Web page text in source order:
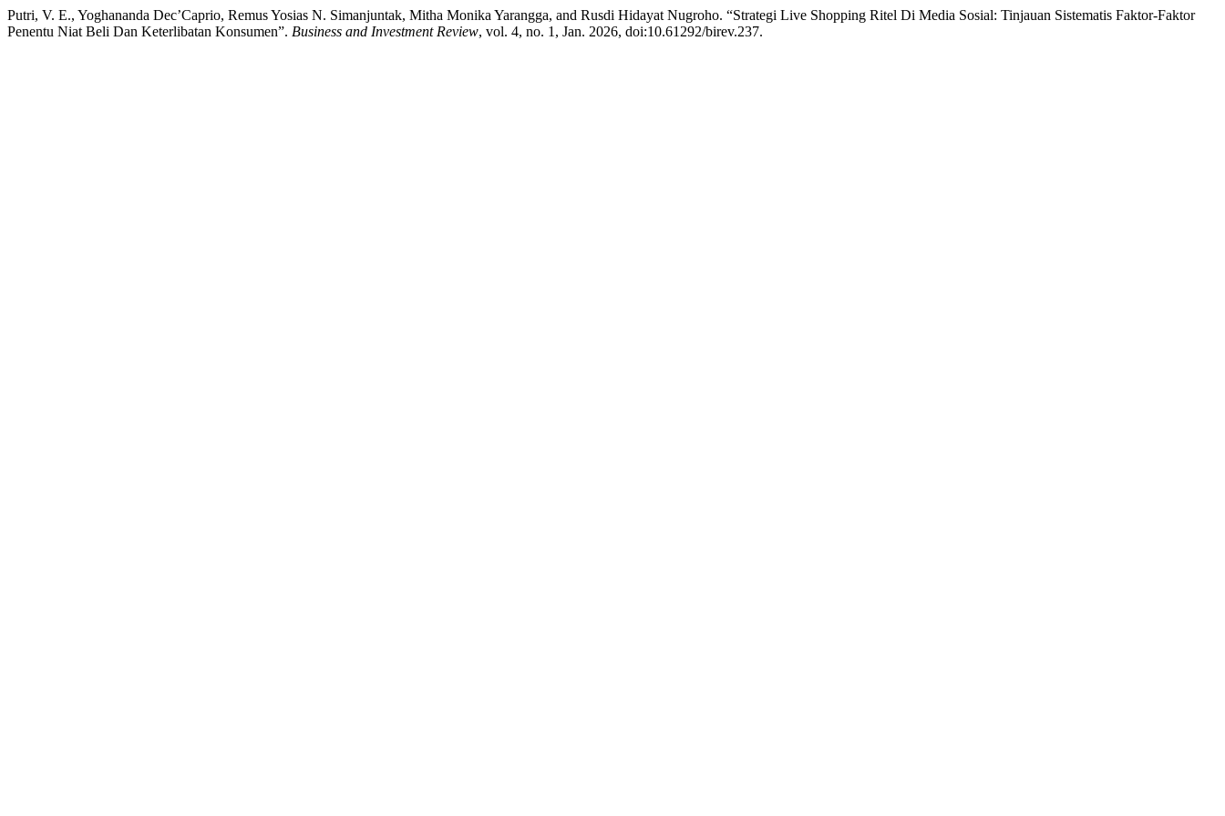
Putri, V. E., Yoghananda Dec’Caprio, Remus Yosias N. Simanjuntak, Mitha Monika Yarangga, and Rusdi Hidayat Nugroho. “Strategi Live Shopping Ritel Di Media Sosial: Tinjauan Sistematis Faktor-Faktor
Penentu Niat Beli Dan Keterlibatan Konsumen”. Business and Investment Review, vol. 4, no. 1, Jan. 2026, doi:10.61292/birev.237.